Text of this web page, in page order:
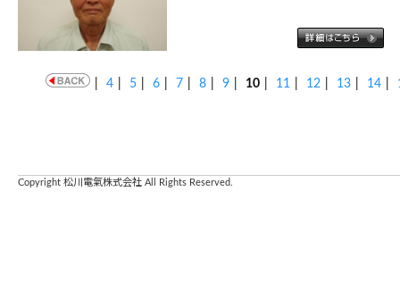
4 5 6 7 8 9 10 11 12 13 14
Copyright 松川電氣株式会社 All Rights Reserved.